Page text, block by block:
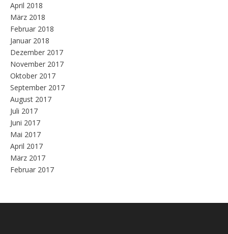
April 2018
März 2018
Februar 2018
Januar 2018
Dezember 2017
November 2017
Oktober 2017
September 2017
August 2017
Juli 2017
Juni 2017
Mai 2017
April 2017
März 2017
Februar 2017